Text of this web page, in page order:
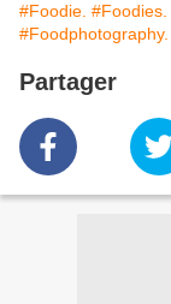
#Foodie. #Foodies.
#Foodphotography.
Partager